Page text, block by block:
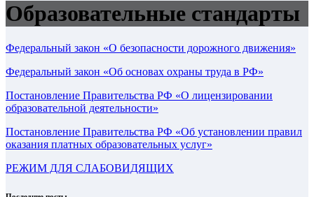
Образовательные стандарты
Федеральный закон «О безопасности дорожного движения»
Федеральный закон «Об основах охраны труда в РФ»
Постановление Правительства РФ «О лицензировании
образовательной деятельности»
Постановление Правительства РФ «Об установлении правил
оказания платных образовательных услуг»
РЕЖИМ ДЛЯ СЛАБОВИДЯЩИХ